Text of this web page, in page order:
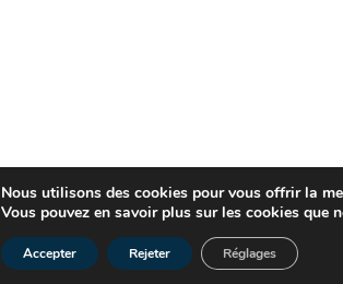
Nous utilisons des cookies pour vous offrir la
Vous pouvez en savoir plus sur les cookies
Accepter Rejeter Réglages